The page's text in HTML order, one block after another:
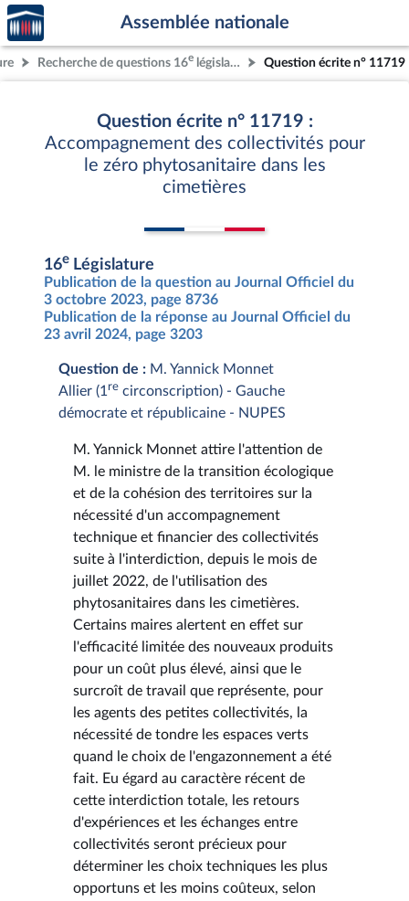
Aller au contenu
Aller en bas de la page
Accèder
à la
page
d'accueil
Assemblée nationale
Recherche de questions 16e législature Question écrite n° 11719
Question écrite n° 11719 :
Accompagnement des collectivités pour
le zéro phytosanitaire dans les
cimetières
16e Législature
Publication de la question au Journal Officiel du
3 octobre 2023, page 8736
Publication de la réponse au Journal Officiel du
23 avril 2024, page 3203
Question de : M. Yannick Monnet
Allier (1 re circonscription) - Gauche
démocrate et républicaine - NUPES
M. Yannick Monnet attire l'attention de
M. le ministre de la transition écologique
et de la cohésion des territoires sur la
nécessité d'un accompagnement
technique et financier des collectivités
suite à l'interdiction, depuis le mois de
juillet 2022, de l'utilisation des
phytosanitaires dans les cimetières.
Certains maires alertent en effet sur
l'efficacité limitée des nouveaux produits
pour un coût plus élevé, ainsi que le
surcroît de travail que représente, pour
les agents des petites collectivités, la
nécessité de tondre les espaces verts
quand le choix de l'engazonnement a été
fait. Eu égard au caractère récent de
cette interdiction totale, les retours
d'expériences et les échanges entre
collectivités seront précieux pour
déterminer les choix techniques les plus
opportuns et les moins coûteux, selon